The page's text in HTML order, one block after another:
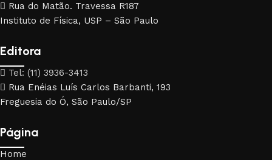
Rua do Matão. Travessa R187
Instituto de Física, USP – São Paulo
Editora
Tel: (11) 3936-3413
Rua Enéias Luís Carlos Barbanti, 193
Freguesia do Ó, São Paulo/SP
Página
Home